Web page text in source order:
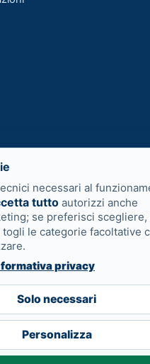
necessari al
tutto autorizzi anche
se preferisci scegliere,
togli le categorie facoltative
privacy
Solo necessari
Personalizza